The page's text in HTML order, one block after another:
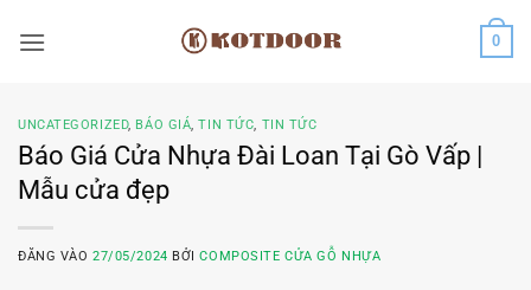
qua
0
UNCATEGORIZED, BÁO GIÁ,TIN TỨC, TIN TỨC
Báo Giá Cửa Nhựa Đài Loan Tại Gò Vấp |
Mẫu cửa đẹp
ĐĂNG VÀO27/05/2024 BỞICOMPOSITE CỬA GỖ NHỰA